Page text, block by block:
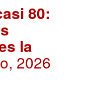
80:
la
2026